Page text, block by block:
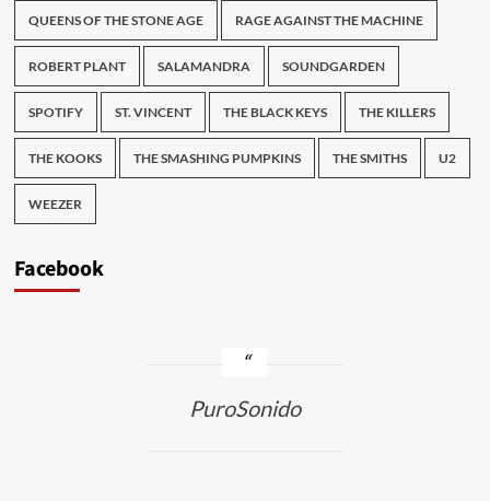
QUEENS OF THE STONE AGE RAGE AGAINST THE MACHINE
ROBERT PLANT SALAMANDRA SOUNDGARDEN
SPOTIFY ST. VINCENT THE BLACK KEYS THE KILLERS
THE KOOKS THE SMASHING PUMPKINS THE SMITHS U2
WEEZER
Facebook
PuroSonido